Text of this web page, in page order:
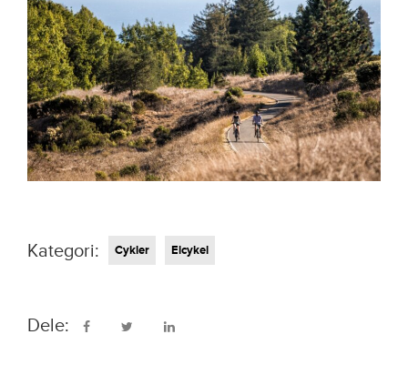
Kategori: Cykler Elcykel
Dele: